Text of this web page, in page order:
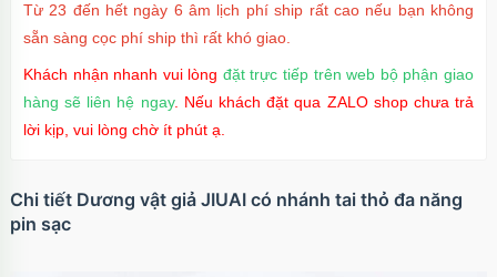
Từ 23 đến hết ngày 6 âm lịch phí ship rất cao nếu bạn không
sẵn sàng cọc phí ship thì rất khó giao.
Khách nhận nhanh vui lòng đặt trực tiếp trên web bộ phận giao
hàng sẽ liên hệ ngay. Nếu khách đặt qua ZALO shop chưa trả
lời kịp, vui lòng chờ ít phút ạ.
Chi tiết Dương vật giả JIUAI có nhánh tai thỏ đa năng
pin sạc